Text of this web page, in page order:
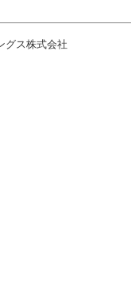
グス株式会社